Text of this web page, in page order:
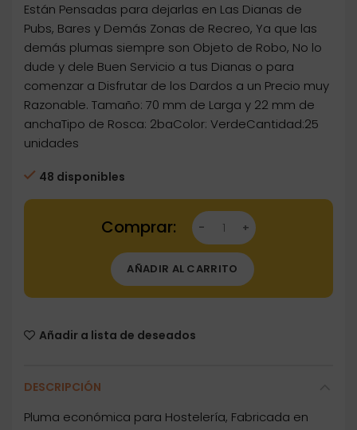
Están Pensadas para dejarlas en Las Dianas de
Pubs, Bares y Demás Zonas de Recreo, Ya que las
demás plumas siempre son Objeto de Robo, No lo
dude y dele Buen Servicio a tus Dianas o para
comenzar a Disfrutar de los Dardos a un Precio muy
Razonable. Tamaño: 70 mm de Larga y 22 mm de
anchaTipo de Rosca: 2baColor: VerdeCantidad:25
unidades
48 disponibles
Dartstore Plumas Aleta HT 25 Unidades
AÑADIR AL CARRITO
Añadir a lista de deseados
DESCRIPCIÓN
Pluma económica para Hostelería, Fabricada en